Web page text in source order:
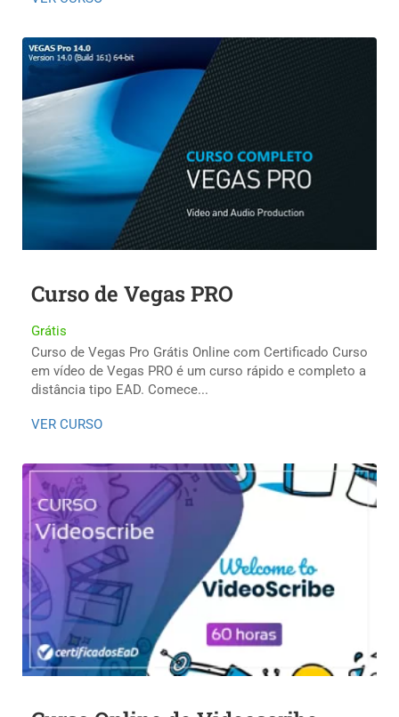
Curso de Vegas PRO
Grátis
Curso de Vegas Pro Grátis Online com Certificado Curso
em vídeo de Vegas PRO é um curso rápido e completo a
distância tipo EAD. Comece...
VER CURSO